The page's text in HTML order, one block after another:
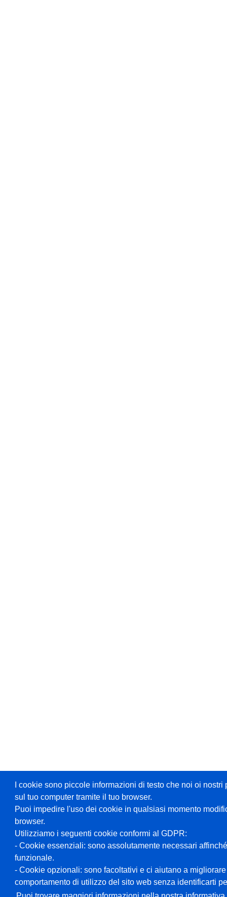
I cookie sono piccole informazioni di testo che noi oi
sul tuo computer tramite il tuo browser.
Puoi impedire l'uso dei cookie in qualsiasi momento
browser.
Utilizziamo i seguenti cookie conformi al GDPR:
- Cookie essenziali: sono assolutamente necessari
funzionale.
- Cookie opzionali: sono facoltativi e ci aiutano a
comportamento di utilizzo del sito web senza identificarti